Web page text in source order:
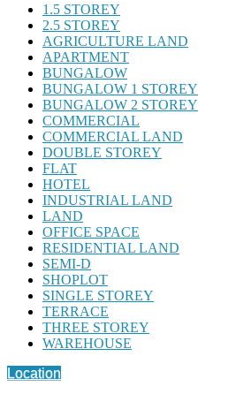
1.5 STOREY
2.5 STOREY
AGRICULTURE LAND
APARTMENT
BUNGALOW
BUNGALOW 1 STOREY
BUNGALOW 2 STOREY
COMMERCIAL
COMMERCIAL LAND
DOUBLE STOREY
FLAT
HOTEL
INDUSTRIAL LAND
LAND
OFFICE SPACE
RESIDENTIAL LAND
SEMI-D
SHOPLOT
SINGLE STOREY
TERRACE
THREE STOREY
WAREHOUSE
Location